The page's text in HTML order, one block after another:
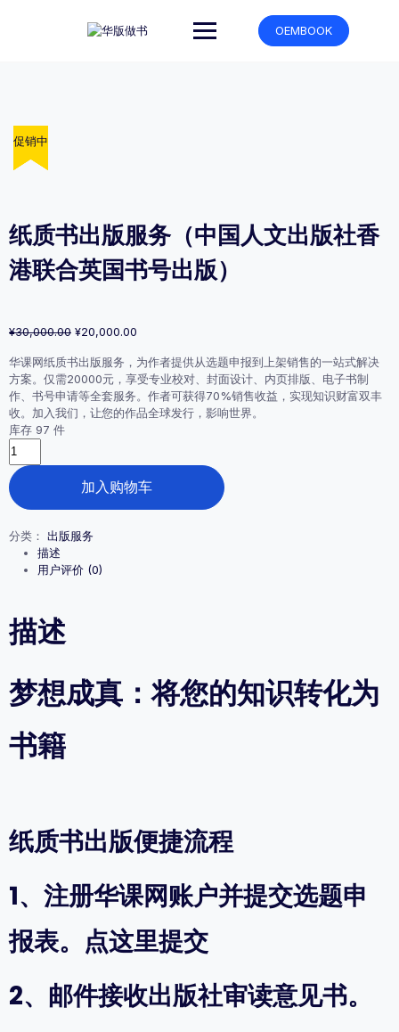
OEMBOOK
促销中
纸质书出版服务（中国人文出版社香
港联合英国书号出版）
¥30,000.00 原
为：
¥30,000.00。
¥20,000.00
价
格
为：
¥20,000.00。
华课网纸质书出版服务，为作者提供从选题申报到上架销售的一站式解决
方案。仅需20000元，享受专业校对、封面设计、内页排版、电子书制
作、书号申请等全套服务。作者可获得70%销售收益，实现知识财富双丰
收。加入我们，让您的作品全球发行，影响世界。
库存 97 件
纸
质
书
出
服
文
出
版
香
港
合
英
版）
数
加入购物车
分类： 出版服务
描述
用户评价 (0)
描述
梦想成真：将您的知识转化为
书籍
纸质书出版便捷流程
1、注册华课网账户并提交选题申
报表。 点这里提交
2、邮件接收出版社审读意见书。
促销中
促销中
促销中